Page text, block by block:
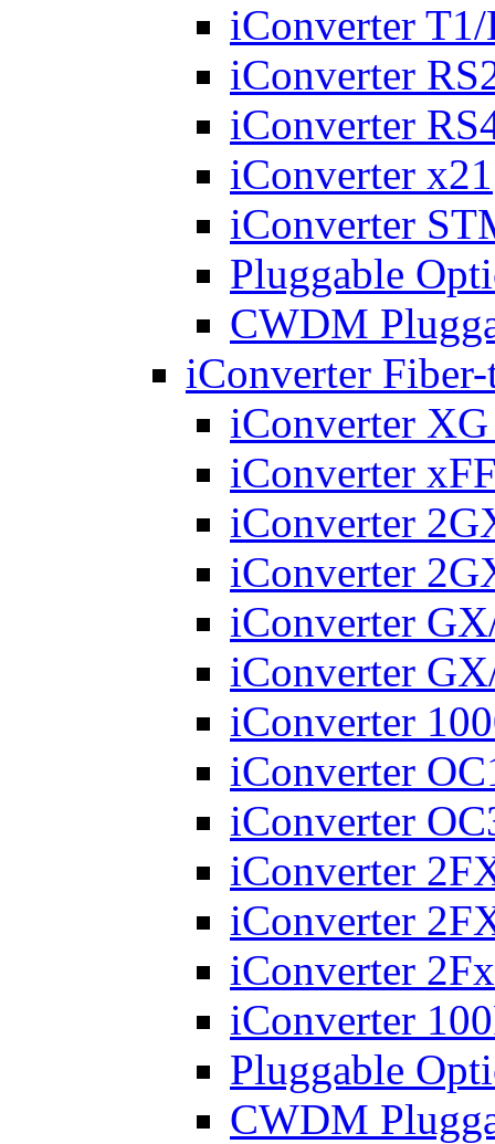
iConverter
iConverter
iConverter
iConverter x21
iConverter
Pluggable
CWDM
iConverter
iConverter
iConverter
iConverter
iConverter
iConverter
iConverter
iConverter
iConverter
iConverter
iConverter
iConverter
iConverter 2Fx
iConverter
Pluggable
CWDM